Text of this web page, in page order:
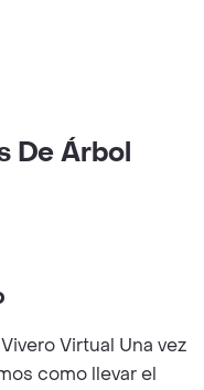
De Árbol
Virtual Una vez
como llevar el